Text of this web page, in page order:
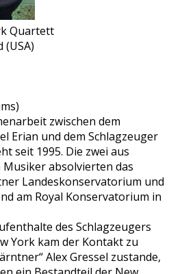
Quartett
zwischen dem
Erian und dem Schlagzeuger
seit 1995. Die zwei aus
absolvierten das
Landeskonservatorium und
am Royal Konservatorium in
des Schlagzeugers
York kam der Kontakt zu
Alex Gressel zustande,